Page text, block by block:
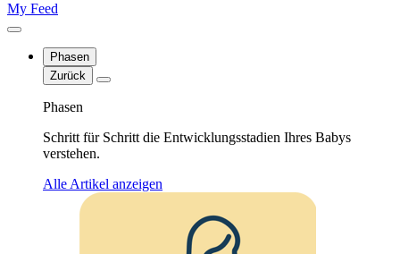
My Feed
Phasen
Zurück
Phasen
Schritt für Schritt die Entwicklungsstadien Ihres Babys
verstehen.
Alle Artikel anzeigen